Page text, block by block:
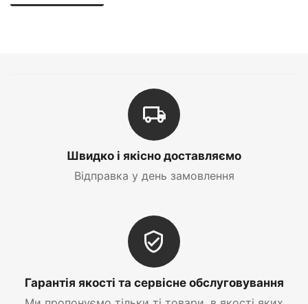
Швидко і якісно доставляємо
Відправка у день замовлення
Гарантія якості та сервісне обслуговування